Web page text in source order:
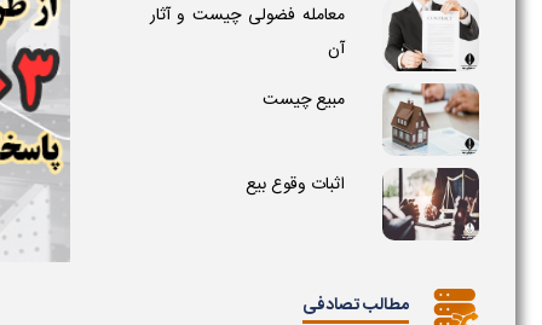
معامله فضولی چیست و آثار
آن
مبیع چیست
اثبات وقوع بیع
مطالب تصادفی